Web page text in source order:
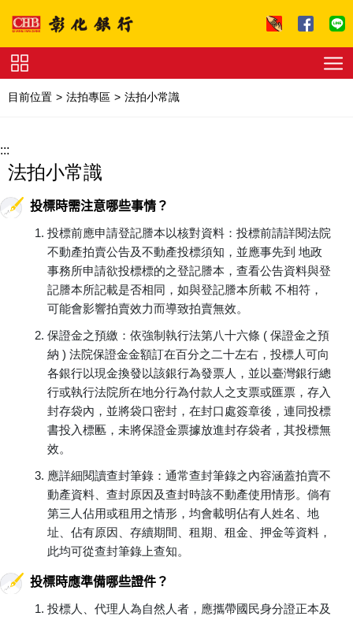
證
券
準
理
財
試
算
友
目前位置 法拍專區 法拍小常識
:::
法拍小常識
投標時需注意哪些事情？
投標前應申請登記謄本以核對資料：投標前請詳閱法院
不動產拍賣公告及不動產投標須知，並應事先到 地政
事務所申請欲投標標的之登記謄本，查看公告資料與登
記謄本所記載是否相同，如與登記謄本所載 不相符，
可能會影響拍賣效力而導致拍賣無效。
保證金之預繳：依強制執行法第八十六條 ( 保證金之預
納 ) 法院保證金金額訂在百分之二十左右，投標人可向
各銀行以現金換發以該銀行為發票人，並以臺灣銀行總
行或執行法院所在地分行為付款人之支票或匯票，存入
封存袋內，並將袋口密封，在封口處簽章後，連同投標
書投入標匭，未將保證金票據放進封存袋者，其投標無
效。
應詳細閱讀查封筆錄：通常查封筆錄之內容涵蓋拍賣不
動產資料、查封原因及查封時該不動產使用情形。倘有
第三人佔用或租用之情形，均會載明佔有人姓名、地
址、佔有原因、存續期間、租期、租金、押金等資料，
此均可從查封筆錄上查知。
投標時應準備哪些證件？
投標人、代理人為自然人者，應攜帶國民身分證正本及